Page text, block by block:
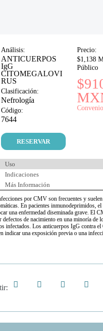
Análisis:
ANTICUERPOS
IgG
CITOMEGALOVI
RUS
Clasificación:
Nefrología
Código:
7644
RESERVAR
Precio:
$1,138
Público
Uso
Indicaciones
Más Información
por CMV son frecuentes y
En pacientes inmunodeprimidos,
una enfermedad diseminada grave. El
defectos de nacimiento en una minoría de
infectados. Los anticuerpos IgG contra
indicar una exposición previa o una